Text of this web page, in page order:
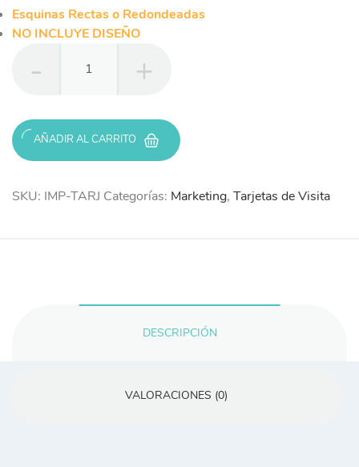
Esquinas Rectas o Redondeadas
NO INCLUYE DISEÑO
Tarjeta
cantidad
AÑADIR AL CARRITO
SKU: IMP-TARJ Categorías: Marketing, Tarjetas de Visita
DESCRIPCIÓN
VALORACIONES (0)